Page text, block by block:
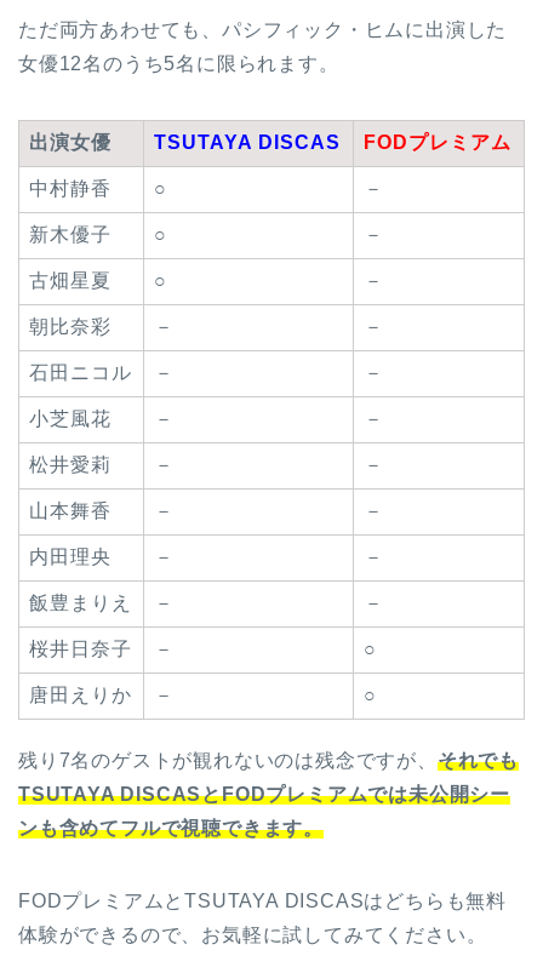
ただ両方あわせても、パシフィック・ヒムに出演した
女優12名のうち5名に限られます。
出演女優 TSUTAYA DISCAS FODプレミアム
中村静香 ○ －
新木優子 ○ －
古畑星夏 ○ －
朝比奈彩 － －
石田ニコル － －
小芝風花 － －
松井愛莉 － －
山本舞香 － －
内田理央 － －
飯豊まりえ － －
桜井日奈子 － ○
唐田えりか － ○
残り7名のゲストが観れないのは残念ですが、 それでも
TSUTAYA DISCASとFODプレミアムでは未公開シー
ンも含めてフルで視聴できます。
FODプレミアムとTSUTAYA DISCASはどちらも無料
体験ができるので、お気軽に試してみてください。